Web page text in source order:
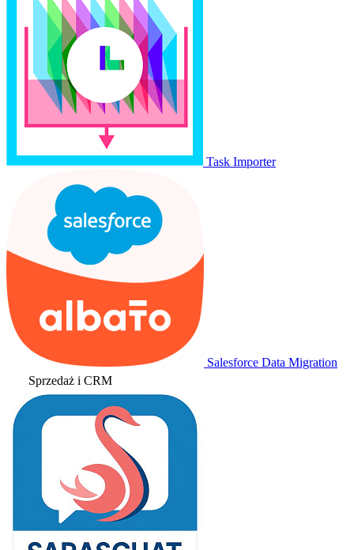
Task Importer
Salesforce Data Migration
Sprzedaż i CRM